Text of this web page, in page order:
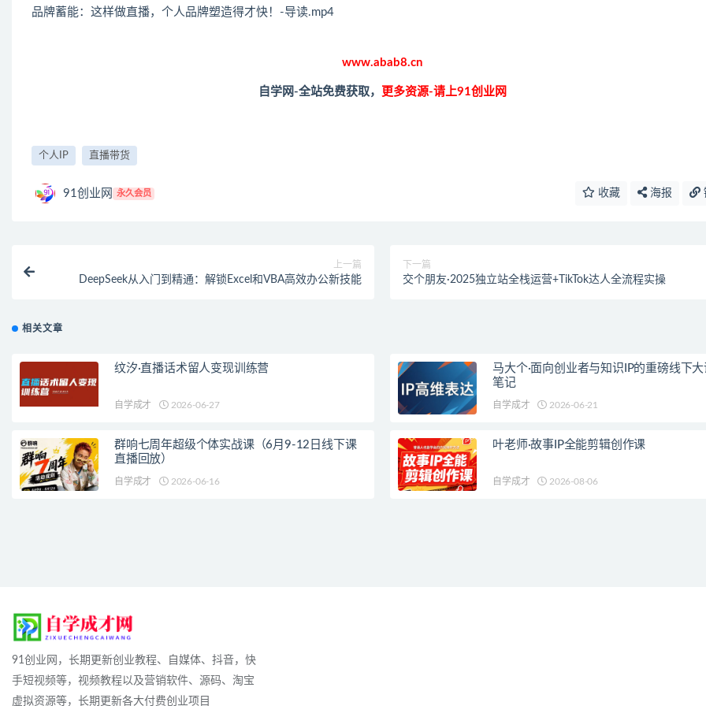
品牌蓄能：这样做直播，个人品牌塑造得才快！-导读.mp4
www.abab8.cn
自学网-全站免费获取， 更多资源-请上91创业网
个人IP 直播带货
91创业网 永久会员 收藏 海报
上一篇
DeepSeek从入门到精通：解锁Excel和VBA高效办公新技能
下一篇
交个朋友·2025独立站全栈运营+TikTok达人全流程实操
相关文章
纹汐·直播话术留人变现训练营
自学成才 2026-06-27
马大个·面向创业者与知识IP的重磅线下大
笔记
自学成才 2026-06-21
群响七周年超级个体实战课（6月9-12日线下课
直播回放）
自学成才 2026-06-16
叶老师·故事IP全能剪辑创作课
自学成才 2026-08-06
91创业网，长期更新创业教程、自媒体、抖音，快
手短视频等，视频教程以及营销软件、源码、淘宝
虚拟资源等，长期更新各大付费创业项目